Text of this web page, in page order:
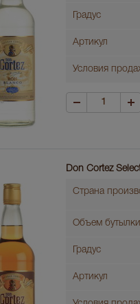
Градус
Артикул
Условия
Don Cortez
Страна
Объем бутылки
Градус
Артикул